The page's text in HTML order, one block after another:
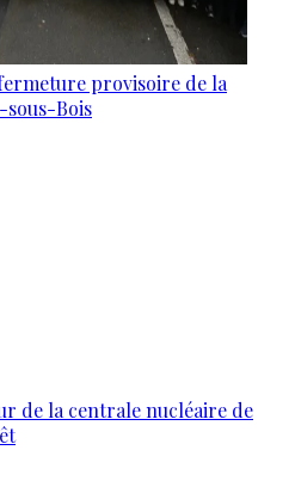
provisoire de la
sous-Bois
de la centrale nucléaire de